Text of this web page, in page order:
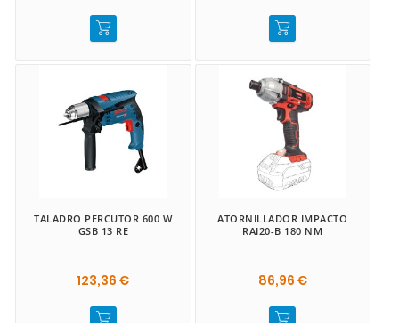
TALADRO PERCUTOR 600 W
GSB 13 RE
123,36 €
ATORNILLADOR IMPACTO
RAI20-B 180 NM
86,96 €